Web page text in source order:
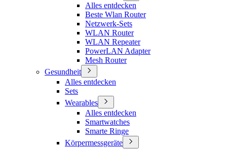
Alles entdecken
Beste Wlan Router
Netzwerk-Sets
WLAN Router
WLAN Repeater
PowerLAN Adapter
Mesh Router
Gesundheit
Alles entdecken
Sets
Wearables
Alles entdecken
Smartwatches
Smarte Ringe
Körpermessgeräte